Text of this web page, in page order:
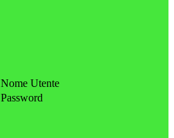
Nome Utente
Password